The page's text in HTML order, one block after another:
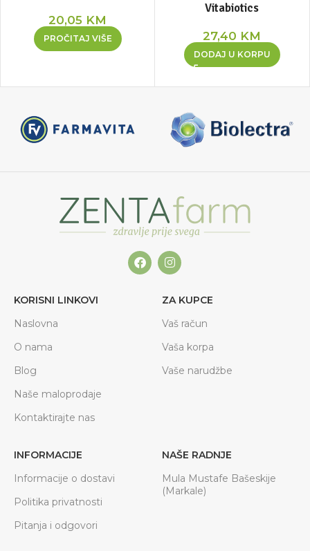
20,05 KM
PROČITAJ VIŠE
Vitabiotics
27,40 KM
DODAJ U KORPU
KORISNI LINKOVI
Naslovna
O nama
Blog
Naše maloprodaje
Kontaktirajte nas
ZA KUPCE
Vaš račun
Vaša korpa
Vaše narudžbe
INFORMACIJE
Informacije o dostavi
Politika privatnosti
Pitanja i odgovori
NAŠE RADNJE
Mula Mustafe Bašeskije
(Markale)